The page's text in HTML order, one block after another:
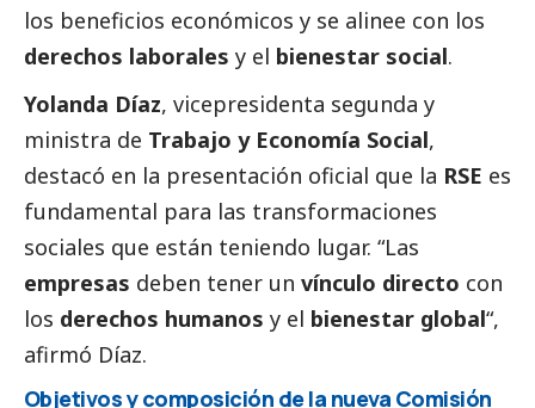
los beneficios económicos y se alinee con los
derechos laborales y el bienestar social.
Yolanda Díaz, vicepresidenta segunda y
ministra de Trabajo y Economía Social,
destacó en la presentación oficial que la RSE es
fundamental para las transformaciones
sociales que están teniendo lugar. “Las
empresas deben tener un vínculo directo con
los derechos humanos y el bienestar global“,
afirmó Díaz.
Objetivos y composición de la nueva Comisión